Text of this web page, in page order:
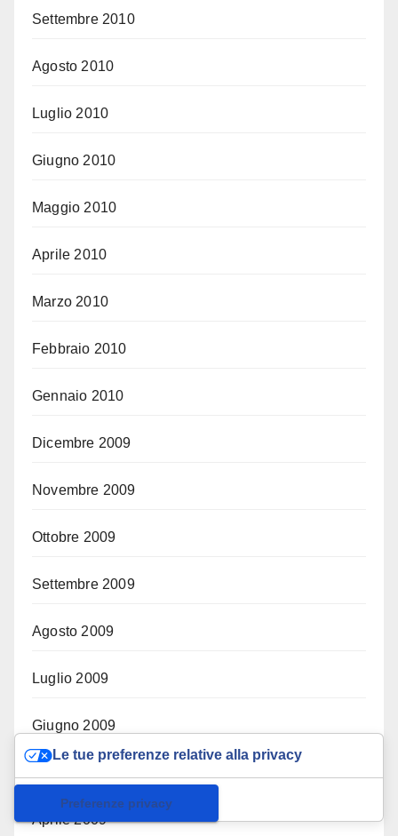
Settembre 2010
Agosto 2010
Luglio 2010
Giugno 2010
Maggio 2010
Aprile 2010
Marzo 2010
Febbraio 2010
Gennaio 2010
Dicembre 2009
Novembre 2009
Ottobre 2009
Settembre 2009
Agosto 2009
Luglio 2009
Giugno 2009
Aprile 2009
Le tue preferenze relative alla privacy
Informativa sulla raccolta